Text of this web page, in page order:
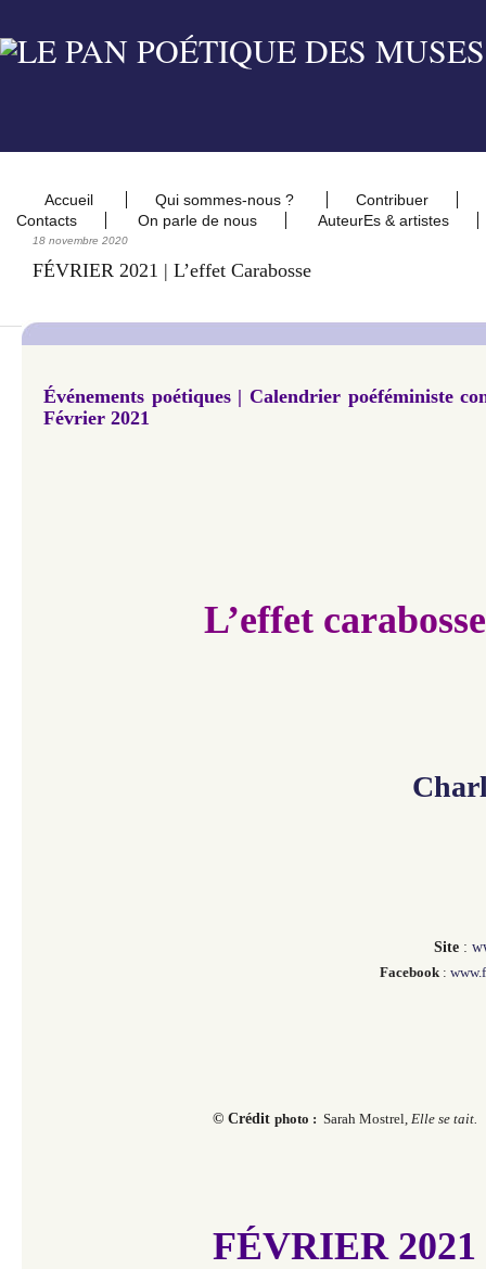
Accueil Qui sommes-nous ?
Contribuer
Contacts
On parle de nous AuteurEs & artistes
18 novembre 2020
FÉVRIER 2021 | L’effet Carabosse
Événements poétiques | Calendrier poéféministe
Février 2021
L’effet carabosse
Site :
Facebook :
© Crédit photo : Sarah Mostrel, Elle se tait.
FÉVRIER 2021